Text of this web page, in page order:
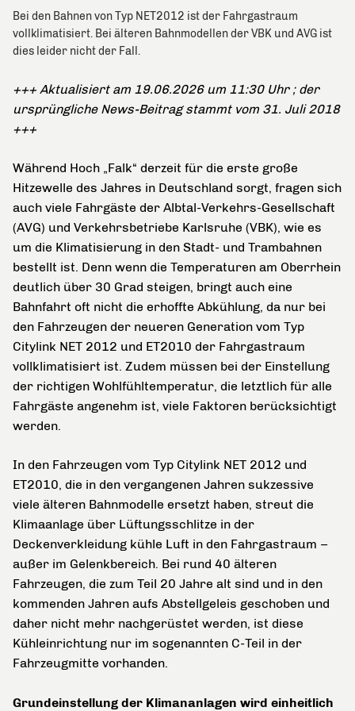
Bei den Bahnen von Typ NET2012 ist der Fahrgastraum
vollklimatisiert. Bei älteren Bahnmodellen der VBK und AVG ist
dies leider nicht der Fall.
+++ Aktualisiert am 19.06.2026 um 11:30 Uhr ; der
ursprüngliche News-Beitrag stammt vom 31. Juli 2018
+++
Während Hoch „Falk“ derzeit für die erste große
Hitzewelle des Jahres in Deutschland sorgt, fragen sich
auch viele Fahrgäste der Albtal-Verkehrs-Gesellschaft
(AVG) und Verkehrsbetriebe Karlsruhe (VBK), wie es
um die Klimatisierung in den Stadt- und Trambahnen
bestellt ist. Denn wenn die Temperaturen am Oberrhein
deutlich über 30 Grad steigen, bringt auch eine
Bahnfahrt oft nicht die erhoffte Abkühlung, da nur bei
den Fahrzeugen der neueren Generation vom Typ
Citylink NET 2012 und ET2010 der Fahrgastraum
vollklimatisiert ist. Zudem müssen bei der Einstellung
der richtigen Wohlfühltemperatur, die letztlich für alle
Fahrgäste angenehm ist, viele Faktoren berücksichtigt
werden.
In den Fahrzeugen vom Typ Citylink NET 2012 und
ET2010, die in den vergangenen Jahren sukzessive
viele älteren Bahnmodelle ersetzt haben, streut die
Klimaanlage über Lüftungsschlitze in der
Deckenverkleidung kühle Luft in den Fahrgastraum –
außer im Gelenkbereich. Bei rund 40 älteren
Fahrzeugen, die zum Teil 20 Jahre alt sind und in den
kommenden Jahren aufs Abstellgeleis geschoben und
daher nicht mehr nachgerüstet werden, ist diese
Kühleinrichtung nur im sogenannten C-Teil in der
Fahrzeugmitte vorhanden.
Grundeinstellung der Klimananlagen wird einheitlich